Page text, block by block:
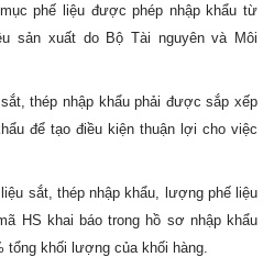
phế liệu được phép nhập khẩu từ
sản xuất do Bộ Tài nguyên và Môi
thép nhập khẩu phải được sắp xếp
để tạo điều kiện thuận lợi cho việc
sắt, thép nhập khẩu, lượng phế liệu
HS khai báo trong hồ sơ nhập khẩu
khối lượng của khối hàng.